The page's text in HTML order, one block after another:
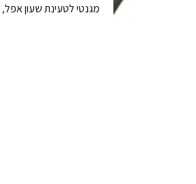
מגנטי לטעינת שעון אפל,